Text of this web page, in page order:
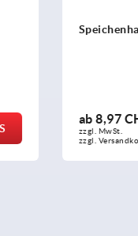
ab8,97
zzgl. MwSt.
zzgl.